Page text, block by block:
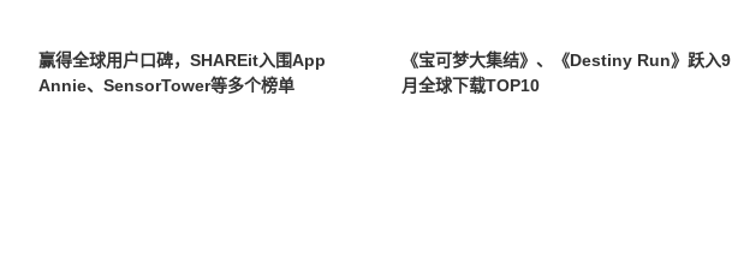
赢得全球用户口碑，SHAREit入围App
Annie、SensorTower等多个榜单
《宝可梦大集结》、《Destiny Run》跃入9
月全球下载TOP10